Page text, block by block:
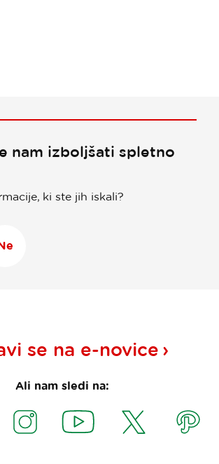
nam izboljšati spletno
ki ste jih iskali?
se na e-novice
Ali nam sledi na: